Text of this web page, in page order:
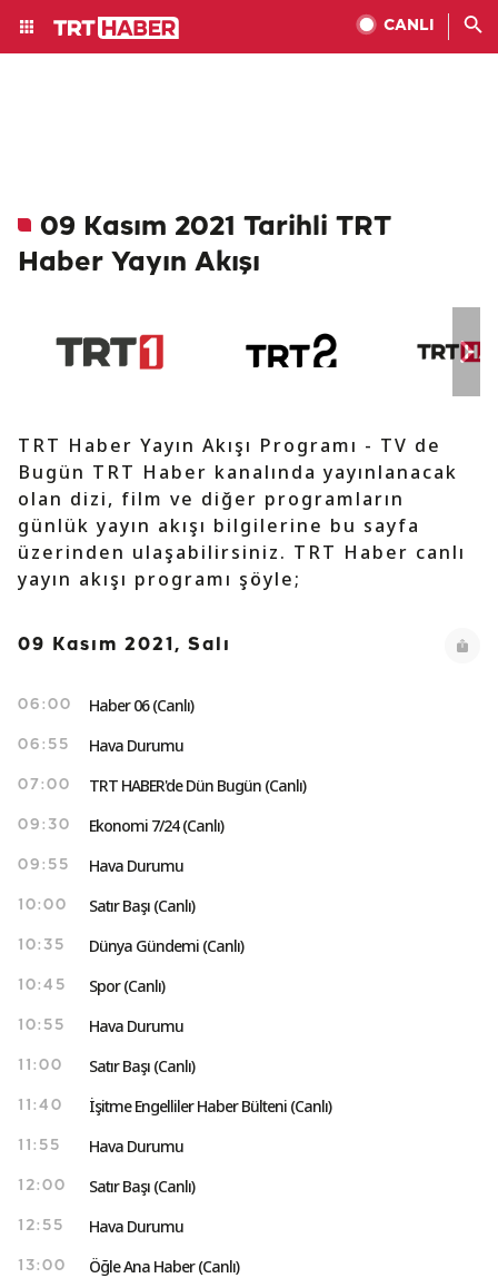
CANLI
09 Kasım 2021 Tarihli TRT
Haber Yayın Akışı
TRT Haber Yayın Akışı Programı - TV de
Bugün TRT Haber kanalında yayınlanacak
olan dizi, film ve diğer programların
günlük yayın akışı bilgilerine bu sayfa
üzerinden ulaşabilirsiniz. TRT Haber canlı
yayın akışı programı şöyle;
09 Kasım 2021, Salı
06:00 Haber 06 (Canlı)
06:55 Hava Durumu
07:00 TRT HABER'de Dün Bugün (Canlı)
09:30 Ekonomi 7/24 (Canlı)
09:55 Hava Durumu
10:00 Satır Başı (Canlı)
10:35 Dünya Gündemi (Canlı)
10:45 Spor (Canlı)
10:55 Hava Durumu
11:00 Satır Başı (Canlı)
11:40 İşitme Engelliler Haber Bülteni (Canlı)
11:55 Hava Durumu
12:00 Satır Başı (Canlı)
12:55 Hava Durumu
13:00 Öğle Ana Haber (Canlı)